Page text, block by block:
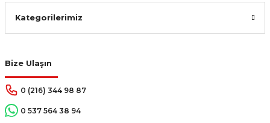
Bize Ulaşın
0 (216) 344 98 87
0 537 564 38 94
Kategorilerimiz